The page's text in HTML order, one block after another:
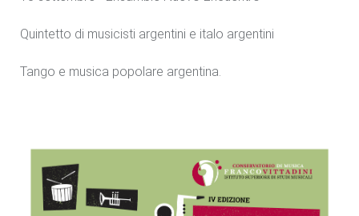
Quintetto di musicisti argentini e italo argentini
Tango e musica popolare argentina.